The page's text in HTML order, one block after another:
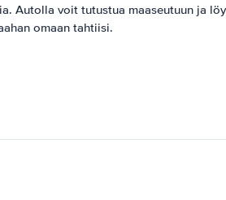
Autolla voit tutustua maaseutuun ja
omaan tahtiisi.